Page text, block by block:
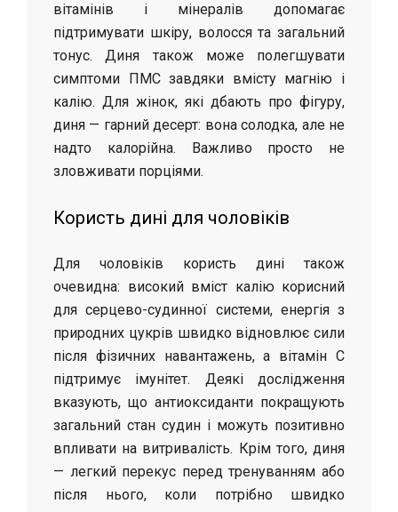
вітамінів і мінералів допомагає
підтримувати шкіру, волосся та загальний
тонус. Диня також може полегшувати
симптоми ПМС завдяки вмісту магнію і
калію. Для жінок, які дбають про фігуру,
диня — гарний десерт: вона солодка, але не
надто калорійна. Важливо просто не
зловживати порціями.
Користь дині для чоловіків
Для чоловіків користь дині також
очевидна: високий вміст калію корисний
для серцево-судинної системи, енергія з
природних цукрів швидко відновлює сили
після фізичних навантажень, а вітамін C
підтримує імунітет. Деякі дослідження
вказують, що антиоксиданти покращують
загальний стан судин і можуть позитивно
впливати на витривалість. Крім того, диня
— легкий перекус перед тренуванням або
після нього, коли потрібно швидко